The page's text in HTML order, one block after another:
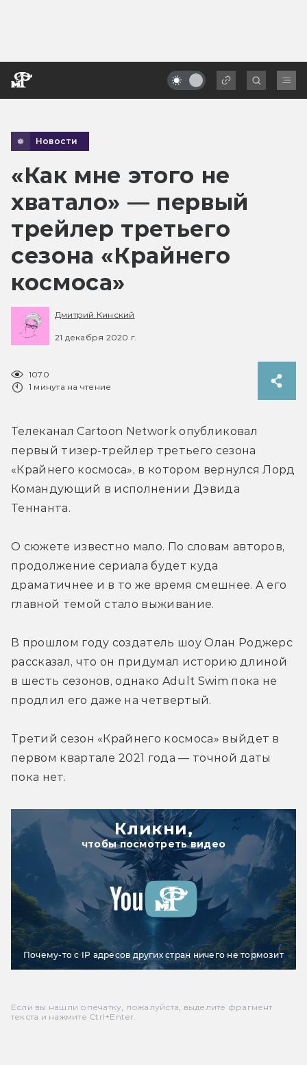
Новости
«Как мне этого не
хватало» — первый
трейлер третьего
сезона «Крайнего
космоса»
Дмитрий Кинский
21 декабря 2020 г.
1070
1 минута на чтение
Телеканал Cartoon Network опубликовал
первый тизер-трейлер третьего сезона
«Крайнего космоса», в котором вернулся Лорд
Командующий в исполнении Дэвида
Теннанта.
О сюжете известно мало. По словам авторов,
продолжение сериала будет куда
драматичнее и в то же время смешнее. А его
главной темой стало выживание.
В прошлом году создатель шоу Олан Роджерс
рассказал, что он придумал историю длиной
в шесть сезонов, однако Adult Swim пока не
продлил его даже на четвертый.
Третий сезон «Крайнего космоса» выйдет в
первом квартале 2021 года — точной даты
пока нет.
Кликни,
чтобы посмотреть видео
Почему-то с IP адресов других стран ничего не тормозит
Если вы нашли опечатку, пожалуйста, выделите фрагмент
текста и нажмите Ctrl+Enter.